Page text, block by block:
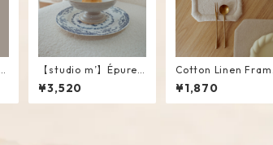
【studio m’】Épurer
Compote #White / M
¥3,520
Cotton Linen Frame
Mini Mat #Beige
¥1,870